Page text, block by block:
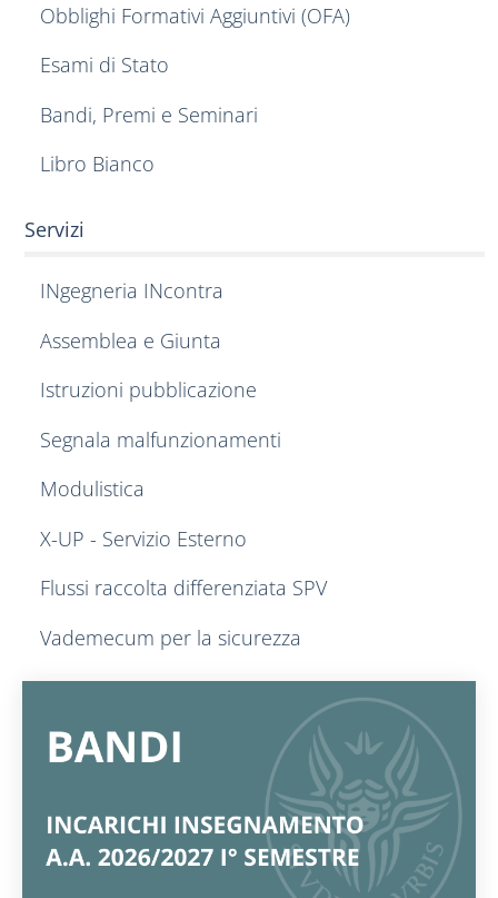
Obblighi Formativi Aggiuntivi (OFA)
Esami di Stato
Bandi, Premi e Seminari
Libro Bianco
Servizi
INgegneria INcontra
Assemblea e Giunta
Istruzioni pubblicazione
Segnala malfunzionamenti
Modulistica
X-UP - Servizio Esterno
Flussi raccolta differenziata SPV
Vademecum per la sicurezza